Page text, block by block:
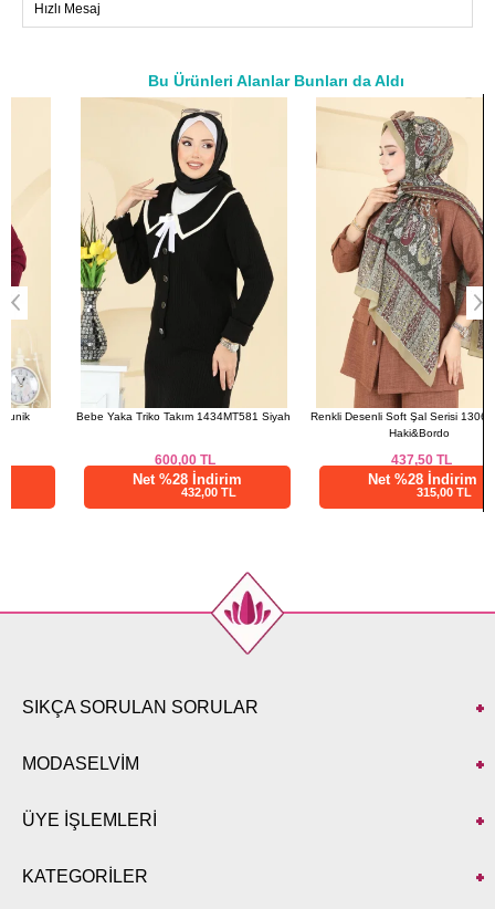
Hızlı Mesaj
Bu Ürünleri Alanlar Bunları da Aldı
a>
Bebe Yaka Triko Takım 1434MT581 Siyah
TL
Net %28 İndirim
432,00 TL
Renkli Desenli Soft Şal Serisi 1306AFV475
Haki&Bordo
TL
Net %28 İndirim
315,00 TL
SIKÇA SORULAN SORULAR
MODASELVİM
ÜYE İŞLEMLERİ
KATEGORİLER